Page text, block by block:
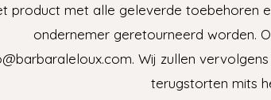
product met alle geleverde toebehoren
ondernemer geretourneerd worden.
Wij zullen
terugstorten mits